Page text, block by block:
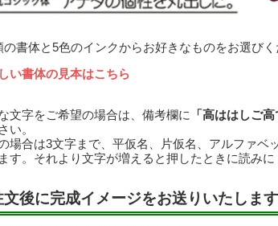
の書体と5色のインクからお好きなものをお選び
い書体の見本はこちら
文字をご希望の場合は、備考欄に
「高ははしご
い。
場合は3文字まで、平仮名、片仮名、アルファベ
す。それより文字が増えると押したときに読み
文後に完成イメージをお送りいたしま